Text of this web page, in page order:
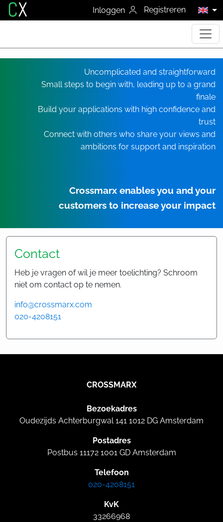
CX Inloggen Registreren
Uncomplicated and straightforward
Small steps to begin with, leading up to a grand
finale
Build your applications with high confidence and
trust
Connect with others who share your views and
ambitions for support and inspiration
Crossmarx enables you and your
customers to increase your impact
Contact
Heb je vragen of wil je meer toelichting? Schroom
niet om contact op te nemen.
info@crossmarx.com
020-4208151
CROSSMARX
Bezoekadres
Oudezijds Achterburgwal 141 1012 DG Amsterdam
Postadres
Postbus 11172 1001 GD Amsterdam
Telefoon
020-4208151
KvK
33266968